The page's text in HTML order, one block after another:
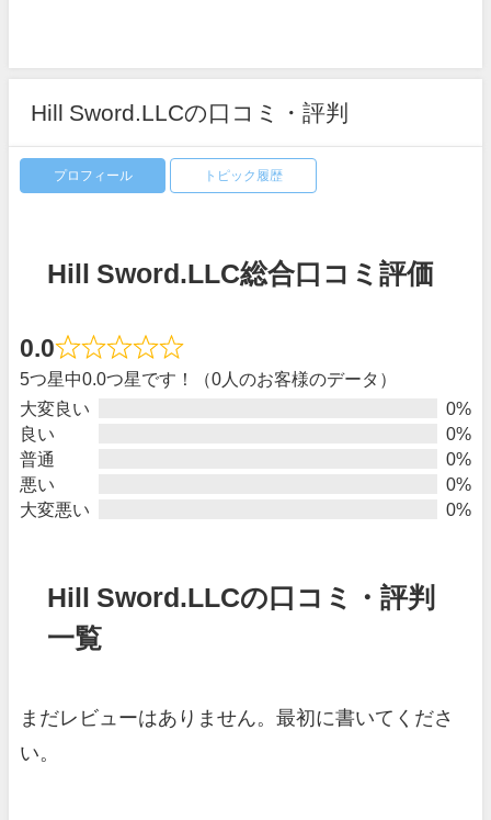
Hill Sword.LLCの口コミ・評判
プロフィール トピック履歴
Hill Sword.LLC総合口コミ評価
0.0
5つ星中0.0つ星です！（0人のお客様のデータ）
大変良い
0%
良い
0%
普通
0%
悪い
0%
大変悪い
0%
Hill Sword.LLCの口コミ・評判
一覧
まだレビューはありません。最初に書いてくださ
い。